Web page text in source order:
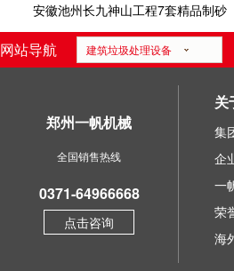
安徽池州长九神山工程7套精品制砂
网站导航 建筑垃圾处理设备
郑州一帆机械
全国销售热线
0371-64966668
点击咨询
关
集
企
一
荣
海